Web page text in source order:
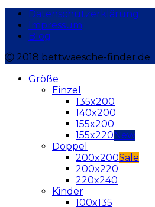
Datenschutzerklärung
Impressum
Blog
Ⓒ 2018 bettwaesche-finder.de
Größe
Einzel
135x200
140x200
155x200
155x220
Doppel
200x200
200x220
220x240
Kinder
100x135